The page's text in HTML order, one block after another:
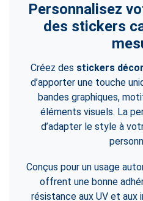
Personnalisez
des stickers
Créez des stickers
d’apporter une touche
bandes graphiques,
éléments visuels. La
d’adapter le style à
Conçus pour un usage
offrent une bonne
résistance aux UV et aux